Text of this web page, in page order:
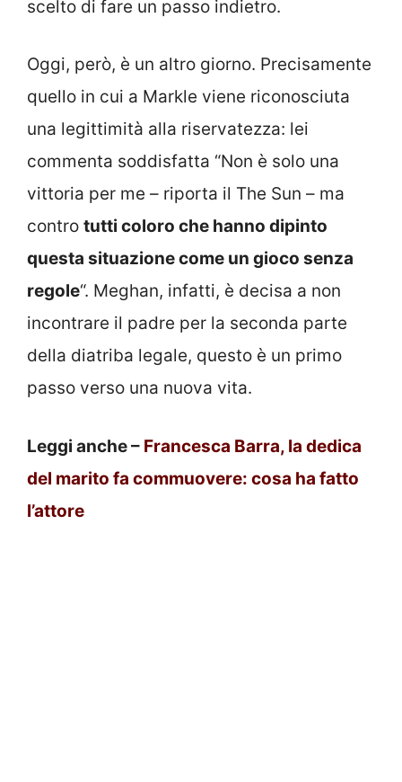
scelto di fare un passo indietro.
Oggi, però, è un altro giorno. Precisamente
quello in cui a Markle viene riconosciuta
una legittimità alla riservatezza: lei
commenta soddisfatta “Non è solo una
vittoria per me – riporta il The Sun – ma
contro tutti coloro che hanno dipinto
questa situazione come un gioco senza
regole“. Meghan, infatti, è decisa a non
incontrare il padre per la seconda parte
della diatriba legale, questo è un primo
passo verso una nuova vita.
Leggi anche – Francesca Barra, la dedica
del marito fa commuovere: cosa ha fatto
l’attore